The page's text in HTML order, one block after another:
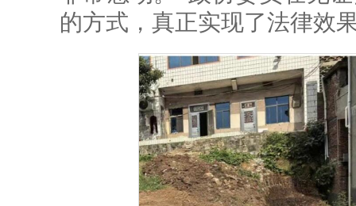
的方式，真正实现了法律效